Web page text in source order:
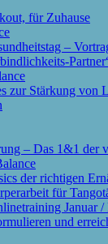
für Zuhause
–
zur Stärkung von
– Das 1&1 der
der richtigen
für
Januar
und